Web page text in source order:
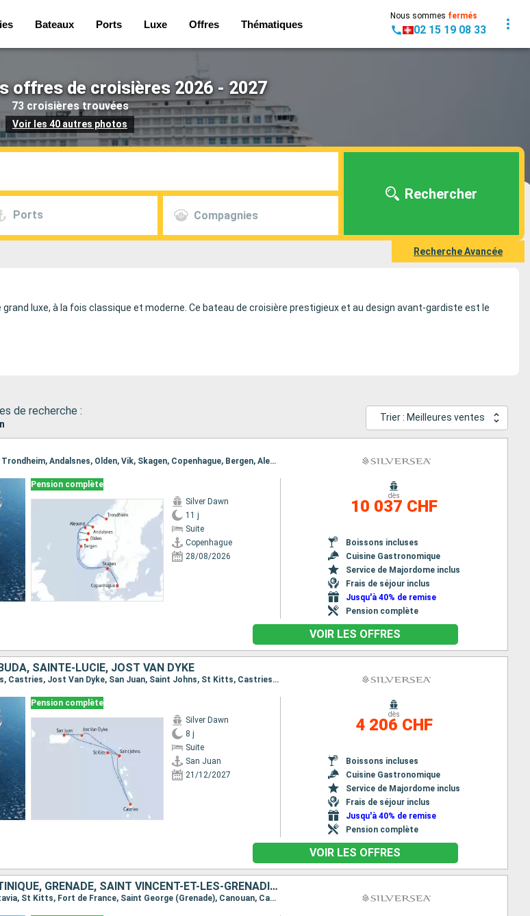
Bateaux Ports Luxe Offres Thématiques
Nous sommes fermés
02 15 19 08 33
offres de croisières 2026 - 2027
73 croisières trouvées
Voir les 40 autres photos
Ports Compagnies
Rechercher
Recherche Avancée
grand luxe, à la fois classique et moderne. Ce bateau de croisière prestigieux et au design avant-gardiste est le
de recherche :
Trier : Meilleures ventes
Itinéraire : Copenhague, Bergen, Alesund, Trondheim, Andalsnes, Olden, Vik, Skagen, Copenhague, Bergen, Alesund, Trondheim, Andalsnes, Olden, Vik, Skagen, Copenhague
Pension complète
Silver Dawn
11 j
Suite
Copenhague
28/08/2026
dès
10 037 CHF
Boissons incluses
Cuisine Gastronomique
Service de Majordome inclus
Frais de séjour inclus
Jusqu'à 40% de remise
Pension complète
VOIR LES OFFRES
SAINTE-LUCIE, JOST VAN DYKE
Itinéraire : San Juan, Saint Johns, St Kitts, Castries, Jost Van Dyke, San Juan, Saint Johns, St Kitts, Castries, Saint Johns, Jost Van Dyke, San Juan
Pension complète
Silver Dawn
8 j
Suite
San Juan
21/12/2027
dès
4 206 CHF
Boissons incluses
Cuisine Gastronomique
Service de Majordome inclus
Frais de séjour inclus
Jusqu'à 40% de remise
Pension complète
VOIR LES OFFRES
JOST VAN DYKE, FRANCE, MARTINIQUE, GRENADE, SAINT VINCENT-ET-LES-GRENADINES, SAINTE-LUCIE, ANTIGUA-ET-BARBUDA, PORTO RICO
Itinéraire : San Juan, Jost Van Dyke, Gustavia, St Kitts, Fort de France, Saint George (Grenade), Canouan, Castries, Saint Johns, San Juan, Jost Van Dyke, Gustavia, St Kitts, Fort de France, Saint George (Grenade), Canouan, Castries, Saint Johns, San Juan